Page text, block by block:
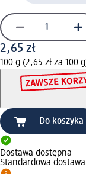
2,65 zł
100 g (2,65 zł za 100
Do koszyka
Dostawa dostępna
Standardowa